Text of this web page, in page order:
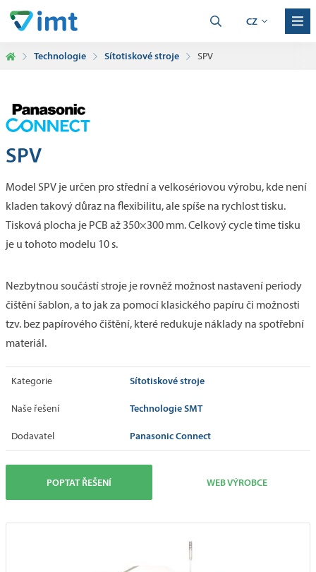
CZ
Technologie Sítotiskové stroje SPV
SPV
Model SPV je určen pro střední a velkosériovou výrobu, kde není
kladen takový důraz na flexibilitu, ale spíše na rychlost tisku.
Tisková plocha je PCB až 350×300 mm. Celkový cycle time tisku
je u tohoto modelu 10 s.
Nezbytnou součástí stroje je rovněž možnost nastavení periody
čištění šablon, a to jak za pomocí klasického papíru či možnosti
tzv. bez papírového čištění, které redukuje náklady na spotřební
materiál.
Kategorie Sítotiskové stroje
Naše řešení Technologie SMT
Dodavatel Panasonic Connect
POPTAT ŘEŠENÍ WEB VÝROBCE